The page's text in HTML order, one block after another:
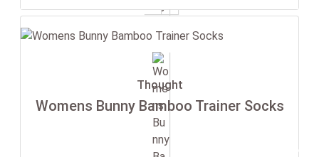
Thought
Womens Bunny Bamboo Trainer Socks
-35%